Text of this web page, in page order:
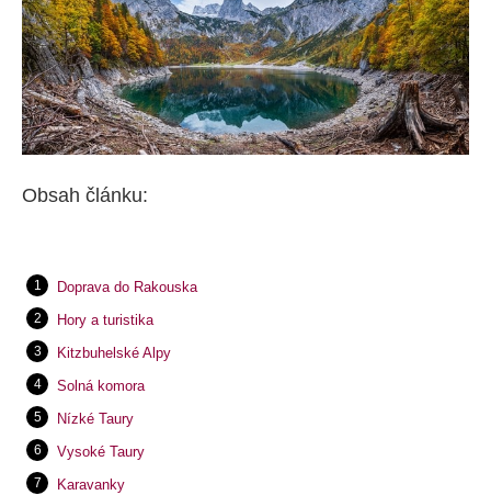
Obsah článku:
Doprava do Rakouska
Hory a turistika
Kitzbuhelské Alpy
Solná komora
Nízké Taury
Vysoké Taury
Karavanky